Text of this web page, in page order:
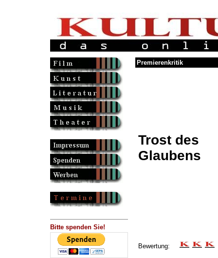
Bitte spenden Sie!
Premierenkritik
Trost des
Glaubens
Bewertung: